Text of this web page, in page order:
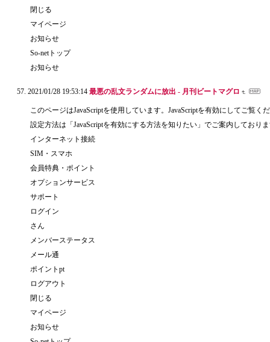
閉じる
マイページ
お知らせ
So-netトップ
お知らせ
2021/01/28 19:53:14 最悪の乱文ランダムに放出 - 月刊ビートマグロ
このページはJavaScriptを使用しています。JavaScriptを有効にしてご覧く
設定方法は「JavaScriptを有効にする方法を知りたい」でご案内しており
インターネット接続
SIM・スマホ
会員特典・ポイント
オプションサービス
サポート
ログイン
さん
メンバーステータス
メール通
ポイントpt
ログアウト
閉じる
マイページ
お知らせ